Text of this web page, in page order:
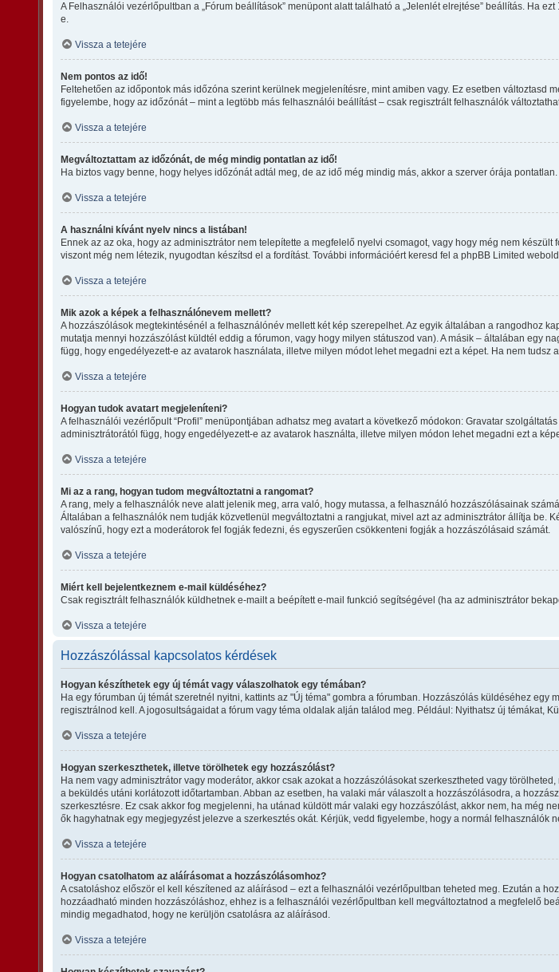
A Felhasználói vezérlőpultban a „Fórum beállítások” menüpont alatt található a „Jelenlét elrejtése” beállítás. Ha ezt
e.
Vissza a tetejére
Nem pontos az idő!
Feltehetően az időpontok más időzóna szerint kerülnek megjelenítésre, mint amiben vagy. Ez esetben
figyelembe, hogy az időzónát – mint a legtöbb más felhasználói beállítást – csak regisztrált felhasználók
Vissza a tetejére
Megváltoztattam az időzónát, de még mindig pontatlan az idő!
Ha biztos vagy benne, hogy helyes időzónát adtál meg, de az idő még mindig más, akkor a szerver órája
Vissza a tetejére
A használni kívánt nyelv nincs a listában!
Ennek az az oka, hogy az adminisztrátor nem telepítette a megfelelő nyelvi csomagot, vagy hogy még nem
viszont még nem létezik, nyugodtan készítsd el a fordítást. További információért keresd fel a phpBB Limited
Vissza a tetejére
Mik azok a képek a felhasználónevem mellett?
A hozzászólások megtekintésénél a felhasználónév mellett két kép szerepelhet. Az egyik általában a rangodhoz
mutatja mennyi hozzászólást küldtél eddig a fórumon, vagy hogy milyen státuszod van). A másik – általában egy
függ, hogy engedélyezett-e az avatarok használata, illetve milyen módot lehet megadni ezt a képet. Ha nem
Vissza a tetejére
Hogyan tudok avatart megjeleníteni?
A felhasználói vezérlőpult “Profil” menüpontjában adhatsz meg avatart a következő módokon: Gravatar
adminisztrátorától függ, hogy engedélyezett-e az avatarok használta, illetve milyen módon lehet megadni ezt a
Vissza a tetejére
Mi az a rang, hogyan tudom megváltoztatni a rangomat?
A rang, mely a felhasználók neve alatt jelenik meg, arra való, hogy mutassa, a felhasználó hozzászólásainak
Általában a felhasználók nem tudják közvetlenül megváltoztatni a rangjukat, mivel azt az adminisztrátor állítja be.
valószínű, hogy ezt a moderátorok fel fogják fedezni, és egyszerűen csökkenteni fogják a hozzászólásaid számát.
Vissza a tetejére
Miért kell bejelentkeznem e-mail küldéséhez?
Csak regisztrált felhasználók küldhetnek e-mailt a beépített e-mail funkció segítségével (ha az adminisztrátor
Vissza a tetejére
Hozzászólással kapcsolatos kérdések
Hogyan készíthetek egy új témát vagy válaszolhatok egy témában?
Ha egy fórumban új témát szeretnél nyitni, kattints az "Új téma" gombra a fórumban. Hozzászólás küldéséhez
regisztrálnod kell. A jogosultságaidat a fórum vagy téma oldalak alján találod meg. Például: Nyithatsz új témákat,
Vissza a tetejére
Hogyan szerkeszthetek, illetve törölhetek egy hozzászólást?
Ha nem vagy adminisztrátor vagy moderátor, akkor csak azokat a hozzászólásokat szerkesztheted vagy
a beküldés utáni korlátozott időtartamban. Abban az esetben, ha valaki már válaszolt a hozzászólásodra, a
szerkesztésre. Ez csak akkor fog megjelenni, ha utánad küldött már valaki egy hozzászólást, akkor nem, ha még
ők hagyhatnak egy megjegyzést jelezve a szerkesztés okát. Kérjük, vedd figyelembe, hogy a normál felhasználók
Vissza a tetejére
Hogyan csatolhatom az aláírásomat a hozzászólásomhoz?
A csatoláshoz először el kell készítened az aláírásod – ezt a felhasználói vezérlőpultban teheted meg. Ezután a
hozzáadható minden hozzászóláshoz, ehhez is a felhasználói vezérlőpultban kell megváltoztatnod a megfelelő
mindig megadhatod, hogy ne kerüljön csatolásra az aláírásod.
Vissza a tetejére